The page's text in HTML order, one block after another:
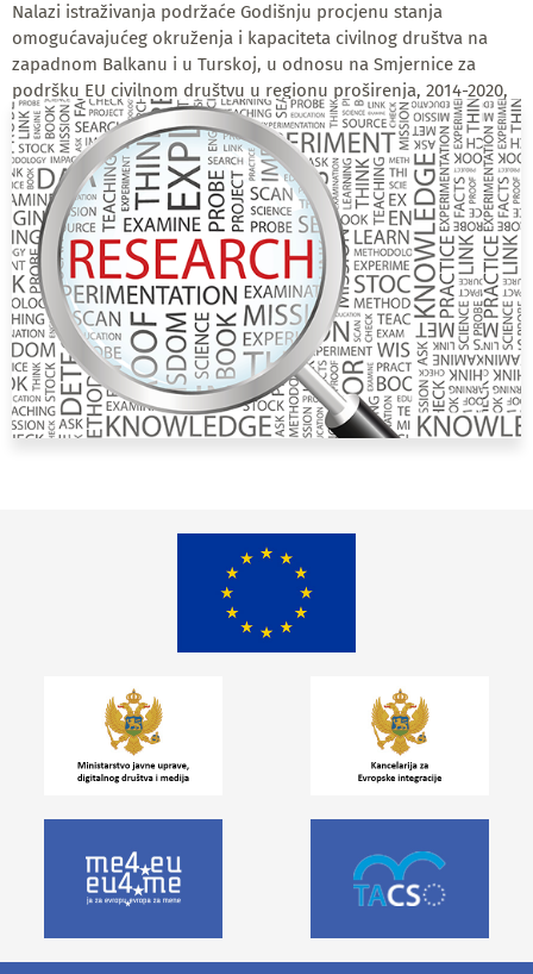
Nalazi istraživanja podržaće Godišnju procjenu stanja
omogućavajućeg okruženja i kapaciteta civilnog društva na
zapadnom Balkanu i u Turskoj, u odnosu na Smjernice za
podršku EU civilnom društvu u regionu proširenja, 2014-2020,
u okviru EU Projekta tehničke pomoći organizacijama civilnog
društva (TACSO 3) na Zapadnom Balkanu i u Turskoj, koji
finansira Evropska Unija.
Vaši pojedinačni odgovori su strogo povjerljivi i anonimni.
Cijenili bismo vrijeme koje izdvajate za učešće u anketi, a više
informacija možete pronaći na linku.